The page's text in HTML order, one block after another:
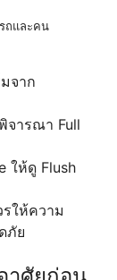
ถและคน
จาก
จารณา Full
ให้ดู Flush
ให้ความ
ภัย